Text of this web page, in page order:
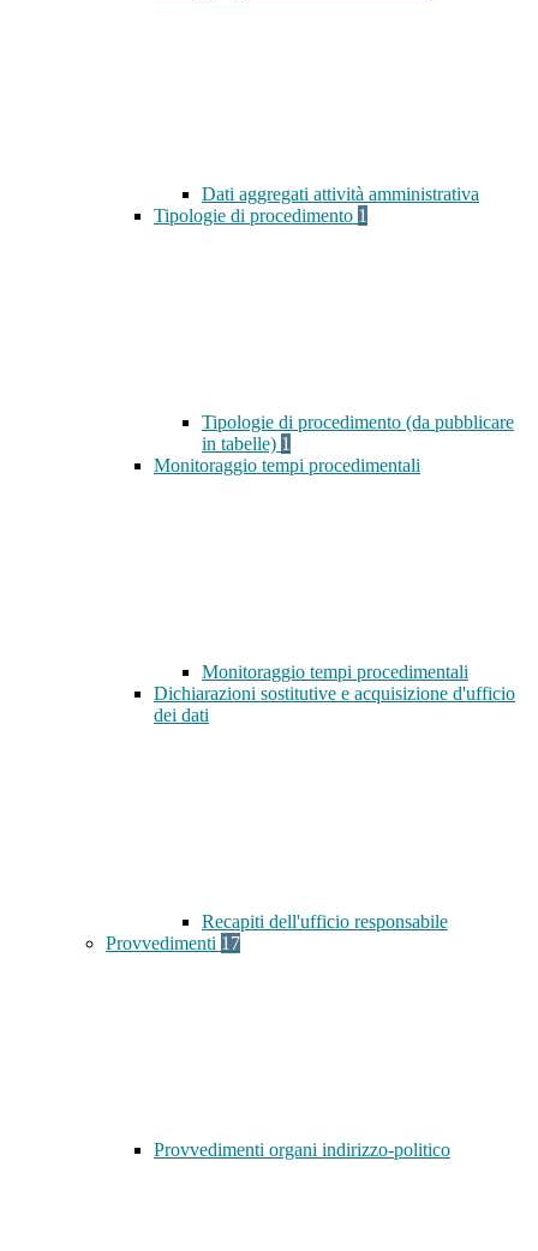
Dati aggregati attività amministrativa
Tipologie di procedimento 1
Tipologie di procedimento (da pubblicare
in tabelle) 1
Monitoraggio tempi procedimentali
Monitoraggio tempi procedimentali
Dichiarazioni sostitutive e acquisizione d'ufficio
dei dati
Recapiti dell'ufficio responsabile
Provvedimenti 17
Provvedimenti organi indirizzo-politico